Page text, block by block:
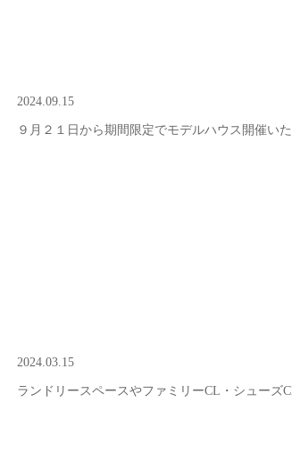
2024.09.15
９月２１日から期間限定でモデルハウス開催い
2024.03.15
ランドリースペースやファミリーCL・シューズ